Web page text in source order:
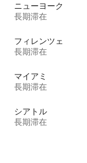
ニューヨーク
長期滞在
フィレンツェ
長期滞在
マイアミ
長期滞在
シアトル
長期滞在